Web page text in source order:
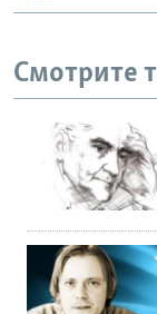
Смотрите